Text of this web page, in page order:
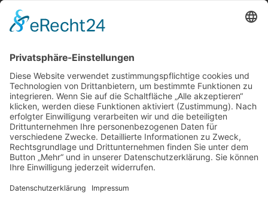
Onlineanfrage